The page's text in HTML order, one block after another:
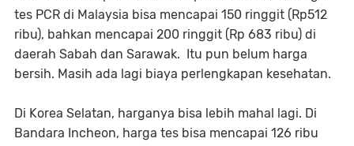
tes PCR di Malaysia bisa mencapai 150 ringgit (Rp512
ribu), bahkan mencapai 200 ringgit (Rp 683 ribu) di
daerah Sabah dan Sarawak. Itu pun belum harga
bersih. Masih ada lagi biaya perlengkapan kesehatan.
Di Korea Selatan, harganya bisa lebih mahal lagi. Di
Bandara Incheon, harga tes bisa mencapai 126 ribu